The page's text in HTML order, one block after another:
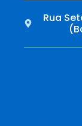
Rua